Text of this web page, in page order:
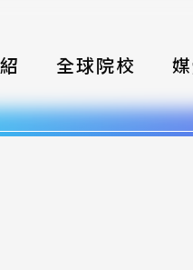
全球院校